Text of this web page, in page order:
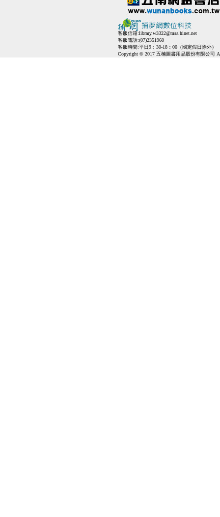
客服信箱:library.w3322@msa.hinet.net
客服電話:(07)2351960
客服時間:平日9：30-18：00（國定假日除外）
Copyright © 2017 五楠圖書用品股份有限公司